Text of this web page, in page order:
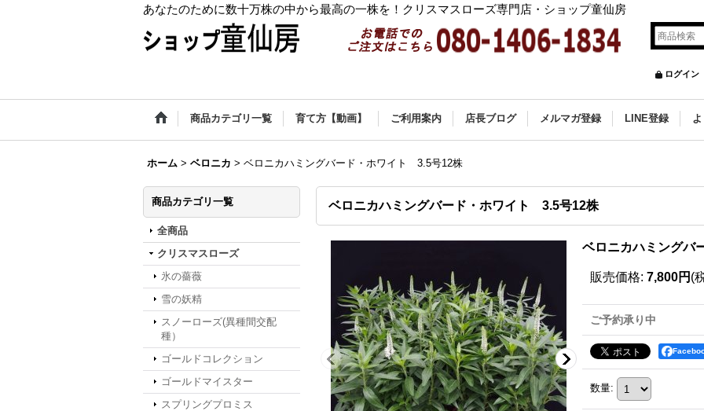
あなたのために数十万株の中から最高の一株を！クリスマスローズ専門店・ショップ童仙房
ログイン
商品カテゴリ一覧 育て方【動画】 ご利用案内 店長ブログ メルマガ登録 LINE登録
ホーム > ベロニカ > ベロニカハミングバード・ホワイト 3.5号12株
商品カテゴリ一覧
全商品
クリスマスローズ
氷の薔薇
雪の妖精
スノーローズ(異種間交配
種）
ゴールドコレクション
ゴールドマイスター
スプリングプロミス
ベロニカハミングバード・ホワイト 3.5号12株
ベロニカハミング
販売価格: 7,800円 (
ご予約承り中
数量: